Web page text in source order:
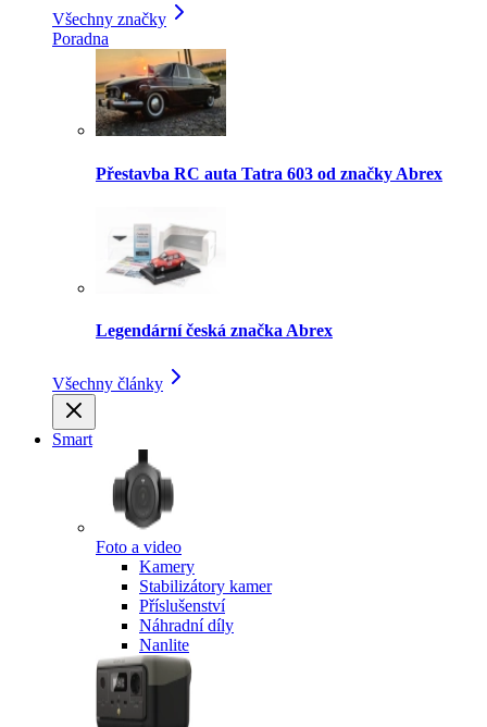
Všechny značky
Poradna
Přestavba RC auta Tatra 603 od značky Abrex
Legendární česká značka Abrex
Všechny články
Smart
Foto a video
Kamery
Stabilizátory kamer
Příslušenství
Náhradní díly
Nanlite